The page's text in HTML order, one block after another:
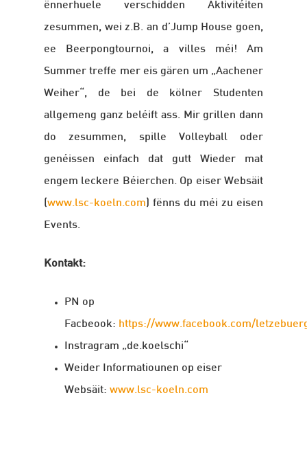
ënnerhuele verschidden Aktivitéiten
zesummen, wei z.B. an d’Jump House goen,
ee Beerpongtournoi, a villes méi! Am
Summer treffe mer eis gären um „Aachener
Weiher“, de bei de kölner Studenten
allgemeng ganz beléift ass. Mir grillen dann
do zesummen, spille Volleyball oder
genéissen einfach dat gutt Wieder mat
engem leckere Béierchen. Op eiser Websäit
(www.lsc-koeln.com) fënns du méi zu eisen
Events.
Kontakt:
PN op
Facbeook: https://www.facebook.com/
Instragram „de.koelschi“
Weider Informatiounen op eiser
Websäit: www.lsc-koeln.com